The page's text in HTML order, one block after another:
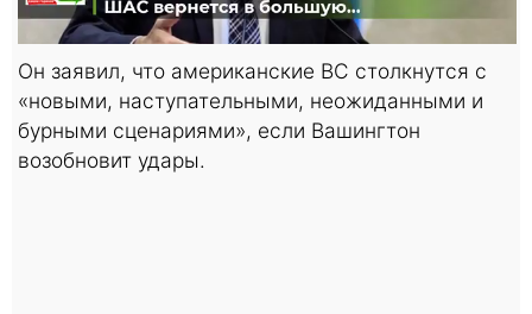
Он заявил, что американские ВС столкнутся с
«новыми, наступательными, неожиданными и
бурными сценариями», если Вашингтон
возобновит удары.